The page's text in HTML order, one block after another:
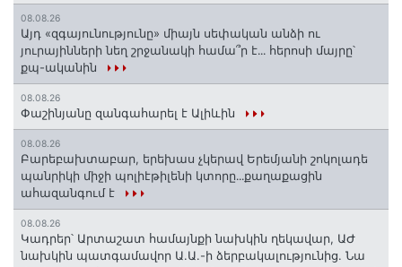
08.08.26
Այդ «զգայունությունը» միայն սեփական անձի ու
յուրայինների նեղ շրջանակի համա՞ր է․․․ հերոսի մայրը՝
քպ-ականին
08.08.26
Փաշինյանը զանգահարել է Ալիևին
08.08.26
Բարեբախտաբար, երեխաս չկերավ Երեմյանի շոկոլադե
պանրիկի միջի պոլիէթիլենի կտորը․․․քաղաքացին
ահազանգում է
08.08.26
Կադրեր՝ Արտաշատ համայնքի նախկին ղեկավար, ԱԺ
նախկին պատգամավոր Ա.Ա.-ի ձերբակալությունից. Նա